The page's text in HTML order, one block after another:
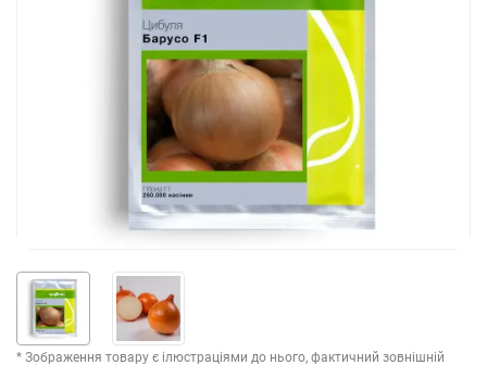
* Зображення товару є ілюстраціями до нього, фактичний зовнішній